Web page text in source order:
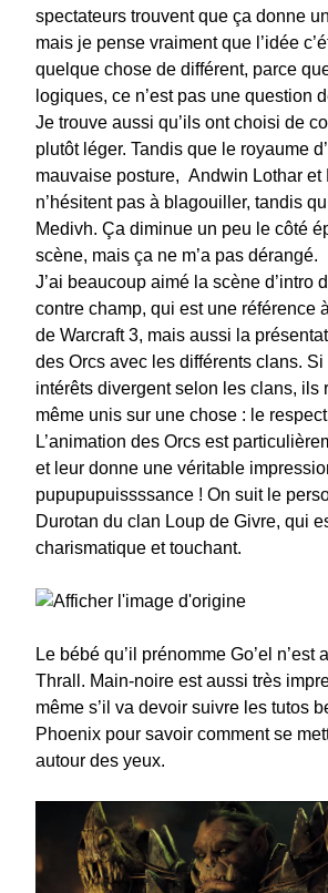
spectateurs trouvent que ça donne
mais je pense vraiment que l’idée
quelque chose de différent, parce
logiques, ce n’est pas une question
Je trouve aussi qu’ils ont choisi de
plutôt léger. Tandis que le royaume
mauvaise posture, Andwin Lothar et
n’hésitent pas à blagouiller, tandis
Medivh. Ça diminue un peu le côté
scène, mais ça ne m’a pas dérangé.
J’ai beaucoup aimé la scène d’intro
contre champ, qui est une référence
de Warcraft 3, mais aussi la
des Orcs avec les différents clans.
intérêts divergent selon les clans, ils
même unis sur une chose : le
L’animation des Orcs est
et leur donne une véritable
pupupupuissssance ! On suit le
Durotan du clan Loup de Givre, qui
charismatique et touchant.
Le bébé qu’il prénomme Go’el n’est
Thrall. Main-noire est aussi très
même s’il va devoir suivre les tutos
Phoenix pour savoir comment se
autour des yeux.